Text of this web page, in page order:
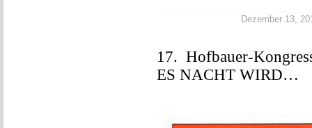
Dezember 13,
17. Hofbauer-
ES NACHT WIRD…